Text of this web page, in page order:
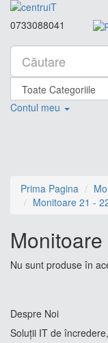
0733088041
Contul meu
Prima Pagina
Monitoare 21 -
Nu sunt produse în
Despre Noi
Soluții IT de